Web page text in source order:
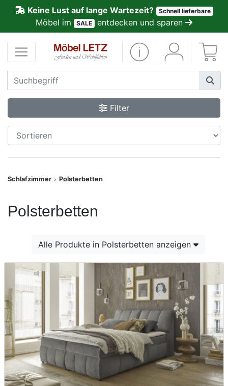
Keine Lust auf lange Wartezeit? Schnell lieferbare
Möbel im SALE entdecken und sparen
Filter
Schlafzimmer > Polsterbetten
Polsterbetten
Alle Produkte in Polsterbetten anzeigen
Kundenmeinungen
Anmelden
PREMIUM
Schnell
lieferbar
SALE
Möbel-
Finanzierung
Markenwelt
Letz-
Deals